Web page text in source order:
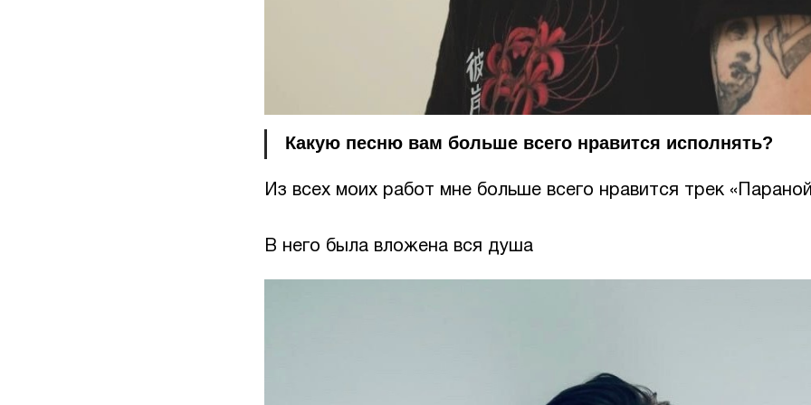
Какую песню вам больше всего нравится исполнять?
Из всех моих работ мне больше всего нравится трек
В него была вложена вся душа